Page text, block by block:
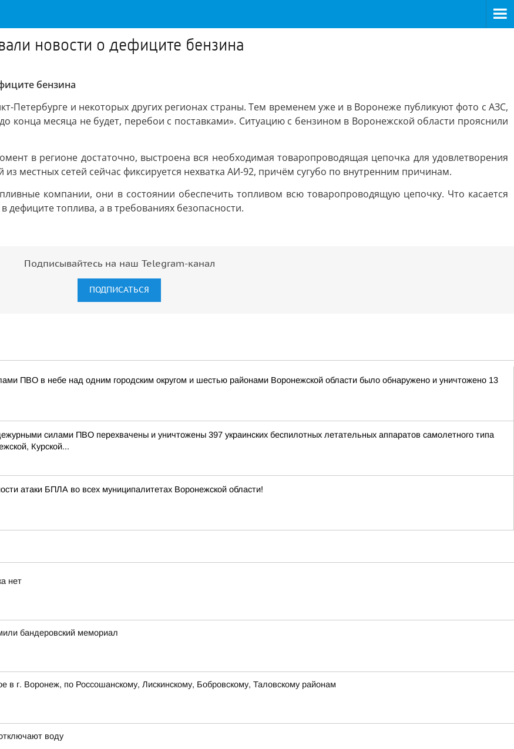
новости о дефиците бензина
бензина
и некоторых других регионах страны. Тем временем уже и в Воронеже публикуют фото с АЗС,
конца месяца не будет, перебои с поставками». Ситуацию с бензином в Воронежской области прояснили
в регионе достаточно, выстроена вся необходимая товаропроводящая цепочка для удовлетворения
местных сетей сейчас фиксируется нехватка АИ-92, причём сугубо по внутренним причинам.
компании, они в состоянии обеспечить топливом всю товаропроводящую цепочку. Что касается
дефиците топлива, а в требованиях безопасности.
Подписывайтесь на наш Telegram-канал
ПОДПИСАТЬСЯ
ПВО в небе над одним городским округом и шестью районами Воронежской области было обнаружено и уничтожено 13
силами ПВО перехвачены и уничтожены 397 украинских беспилотных летательных аппаратов самолетного типа
Курской...
атаки БПЛА во всех муниципалитетах Воронежской области!
нет
бандеровский мемориал
г. Воронеж, по Россошанскому, Лискинскому, Бобровскому, Таловскому районам
воду